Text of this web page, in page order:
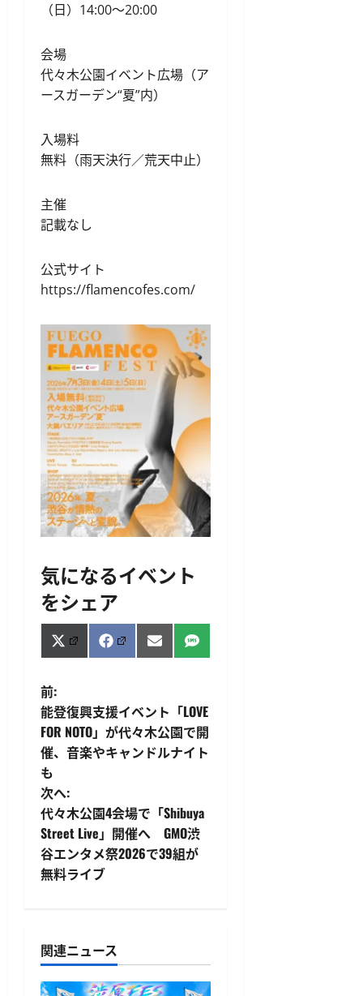
（日）14:00〜20:00
会場
代々木公園イベント広場（ア
ースガーデン“夏”内）
入場料
無料（雨天決行／荒天中止）
主催
記載なし
公式サイト
https://flamencofes.com/
気になるイベント
をシェア
Share
on
X
(Twitter)
Share
on
FacebookShare
on
EmailShare
on
SMS
投
稿
ナ
ビ
ゲ
ー
ョ
ン
前:
能登復興支援イベント「LOVE
FOR NOTO」が代々木公園で開
催、音楽やキャンドルナイト
も
次へ:
代々木公園4会場で「Shibuya
Street Live」開催へ GMO渋
谷エンタメ祭2026で39組が
無料ライブ
関連ニュース